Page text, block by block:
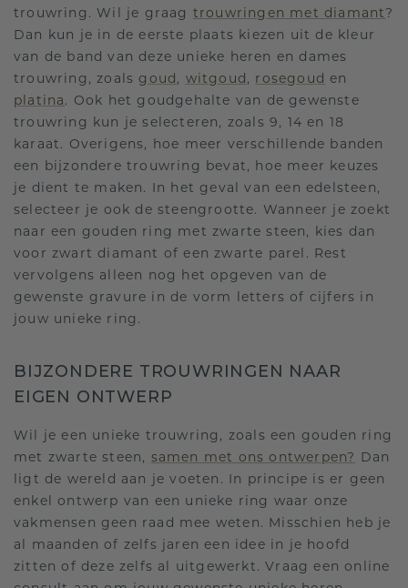
trouwring. Wil je graag trouwringen met diamant?
Dan kun je in de eerste plaats kiezen uit de kleur
van de band van deze unieke heren en dames
trouwring, zoalsgoud, witgoud, rosegoud en
platina. Ook het goudgehalte van de gewenste
trouwring kun je selecteren, zoals 9, 14 en 18
karaat. Overigens, hoe meer verschillende banden
een bijzondere trouwring bevat, hoe meer keuzes
je dient te maken. In het geval van een edelsteen,
selecteer je ook de steengrootte. Wanneer je zoekt
naar een gouden ring met zwarte steen, kies dan
voor zwart diamant of een zwarte parel. Rest
vervolgens alleen nog het opgeven van de
gewenste gravure in de vorm letters of cijfers in
jouw unieke ring.
BIJZONDERE TROUWRINGEN NAAR
EIGEN ONTWERP
Wil je een unieke trouwring, zoals een gouden ring
met zwarte steen, samen met ons ontwerpen? Dan
ligt de wereld aan je voeten. In principe is er geen
enkel ontwerp van een unieke ring waar onze
vakmensen geen raad mee weten. Misschien heb je
al maanden of zelfs jaren een idee in je hoofd
zitten of deze zelfs al uitgewerkt. Vraag een online